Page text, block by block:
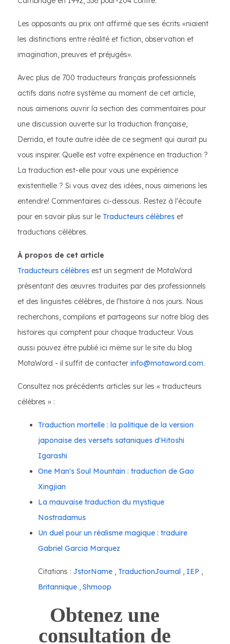
Les opposants au prix ont affirmé que ses écrits «niaient
les distinctions entre réalité et fiction, observation et
imagination, preuves et préjugés».
Avec plus de 700 traducteurs français professionnels
actifs dans notre système au moment de cet article,
nous aimerions ouvrir la section des commentaires pour
une discussion ouverte sur la traduction française,
Derrida, et toute autre idée de ce segment qui aurait pu
vous inspirer. Quelle est votre expérience en traduction ?
La traduction est-elle pour vous une expérience
existentielle ? Si vous avez des idées, nous aimerions les
entendre! Commentaires ci-dessous. Restez à l'écoute
pour en savoir plus sur le Traducteurs célèbres et
traductions célèbres.
À propos de cet article
Traducteurs célèbres est un segment de MotaWord
présentant des œuvres traduites par des professionnels
et des linguistes célèbres, de l'histoire à nos jours. Nous
recherchons, compilons et partageons sur notre blog des
histoires qui comptent pour chaque traducteur. Vous
aussi pouvez être publié ici même sur le site du blog
MotaWord - il suffit de contacter info@motaword.com.
Consultez nos précédents articles sur les « traducteurs
célèbres » :
Traduction mortelle : la politique de la version
japonaise des versets sataniques d'Hitoshi
Igarashi
One Man's Soul Mountain : traduction de Gao
Xingjian
La mauvaise traduction du mystique
Nostradamus
Un duel pour un réalisme magique : traduire
Gabriel Garcia Marquez
Citations : JstorName , TraductionJournal , IEP ,
Britannique , Shmoop
Obtenez une
consultation de